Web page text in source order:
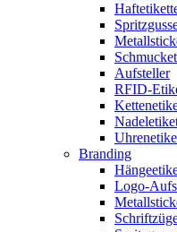
Aufsteller
RFID-
Branding
Logo-